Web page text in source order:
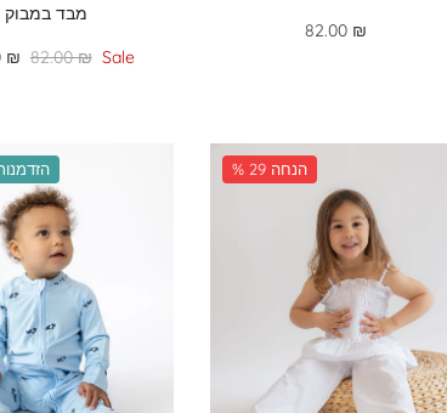
מבד במבוק
₪ 82.00 ₪ Sale
82.00 ₪
% 29 הנחה